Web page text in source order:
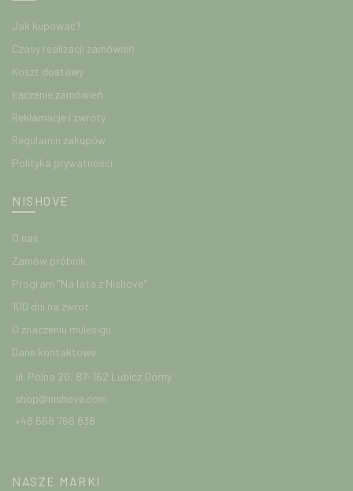
Jak kupować?
Czasy realizacji zamówień
Koszt dostawy
Łączenie zamówień
Reklamacje i zwroty
Regulamin zakupów
Polityka prywatności
NISHOVE
O nas
Zamów próbnik
Program "Na lata z Nishove"
100 dni na zwrot
O znaczeniu mulesigu
Dane kontaktowe
ul. Polna 20, 87-162 Lubicz Górny
shop@nishove.com
+48 668 766 838
NASZE MARKI